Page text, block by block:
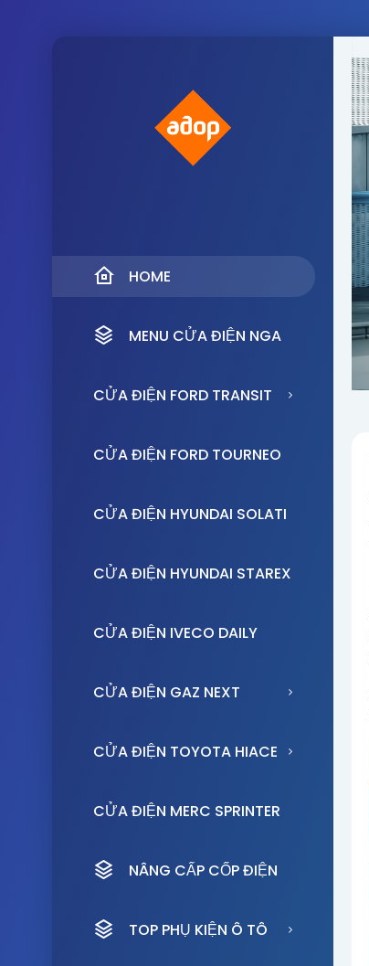
HOME
MENU CỬA ĐIỆN NGA
CỬA ĐIỆN FORD TRANSIT
CỬA ĐIỆN FORD TOURNEO
CỬA ĐIỆN HYUNDAI SOLATI
CỬA ĐIỆN HYUNDAI STAREX
CỬA ĐIỆN IVECO DAILY
CỬA ĐIỆN GAZ NEXT
CỬA ĐIỆN TOYOTA HIACE
CỬA ĐIỆN MERC SPRINTER
NÂNG CẤP CỐP ĐIỆN
TOP PHỤ KIỆN Ô TÔ